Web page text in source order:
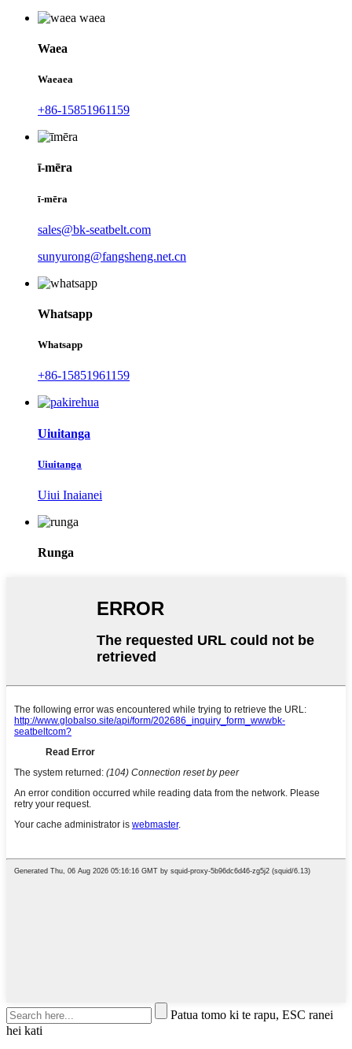
Waea
Waeaea
+86-15851961159
ī-mēra
ī-mēra
sales@bk-seatbelt.com
sunyurong@fangsheng.net.cn
Whatsapp
Whatsapp
+86-15851961159
Uiuitanga
Uiuitanga
Uiui Inaianei
Runga
Patua tomo ki te rapu, ESC ranei
hei kati